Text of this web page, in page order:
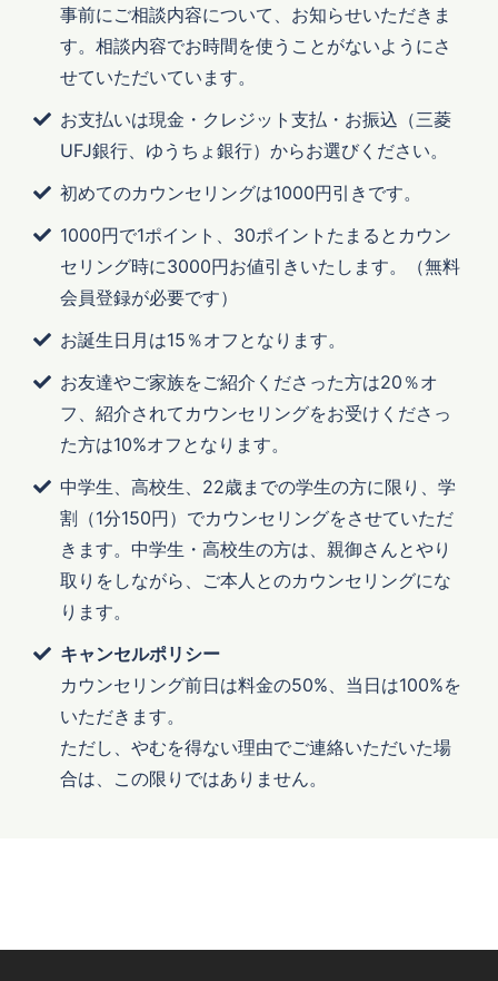
事前にご相談内容について、お知らせいただきま
す。相談内容でお時間を使うことがないようにさ
せていただいています。
お支払いは現金・クレジット支払・お振込（三菱
UFJ銀行、ゆうちょ銀行）からお選びください。
初めてのカウンセリングは1000円引きです。
1000円で1ポイント、30ポイントたまるとカウン
セリング時に3000円お値引きいたします。（無料
会員登録が必要です）
お誕生日月は15％オフとなります。
お友達やご家族をご紹介くださった方は20％オ
フ、紹介されてカウンセリングをお受けくださっ
た方は10%オフとなります。
中学生、高校生、22歳までの学生の方に限り、学
割（1分150円）でカウンセリングをさせていただ
きます。中学生・高校生の方は、親御さんとやり
取りをしながら、ご本人とのカウンセリングにな
ります。
キャンセルポリシー
カウンセリング前日は料金の50%、当日は100%を
いただきます。
ただし、やむを得ない理由でご連絡いただいた場
合は、この限りではありません。